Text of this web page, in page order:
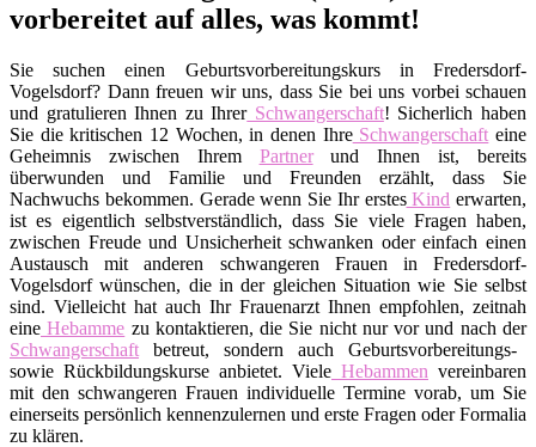
vorbereitet auf alles, was kommt!
Sie suchen einen Geburtsvorbereitungskurs in Fredersdorf-
Vogelsdorf? Dann freuen wir uns, dass Sie bei uns vorbei schauen
und gratulieren Ihnen zu IhrerSchwangerschaft! Sicherlich haben
Sie die kritischen 12 Wochen, in denen IhreSchwangerschaft eine
Geheimnis zwischen Ihrem Partnerund Ihnen ist, bereits
überwunden und Familie und Freunden erzählt, dass Sie
Nachwuchs bekommen. Gerade wenn Sie Ihr erstesKind erwarten,
ist es eigentlich selbstverständlich, dass Sie viele Fragen haben,
zwischen Freude und Unsicherheit schwanken oder einfach einen
Austausch mit anderen schwangeren Frauen in Fredersdorf-
Vogelsdorf wünschen, die in der gleichen Situation wie Sie selbst
sind. Vielleicht hat auch Ihr Frauenarzt Ihnen empfohlen, zeitnah
eine Hebamme zu kontaktieren, die Sie nicht nur vor und nach der
Schwangerschaft betreut, sondern auch Geburtsvorbereitungs-
sowie Rückbildungskurse anbietet. Viele Hebammen vereinbaren
mit den schwangeren Frauen individuelle Termine vorab, um Sie
einerseits persönlich kennenzulernen und erste Fragen oder Formalia
zu klären.